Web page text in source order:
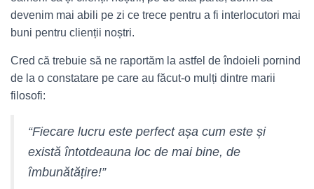
devenim mai abili pe zi ce trece pentru a fi interlocutori mai
buni pentru clienții noștri.
Cred că trebuie să ne raportăm la astfel de îndoieli pornind
de la o constatare pe care au făcut-o mulți dintre marii
filosofi:
“Fiecare lucru este perfect așa cum este și
există întotdeauna loc de mai bine, de
îmbunătățire!”